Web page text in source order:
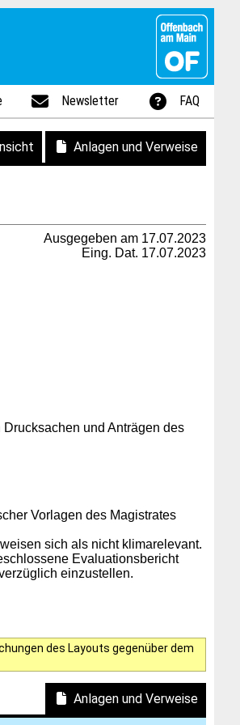
Newsletter FAQ
Anlagen und Verweise
Ausgegeben am 17.07.2023
Eing. Dat. 17.07.2023
und Anträgen des
Vorlagen des Magistrates
sich als nicht klimarelevant.
Evaluationsbericht
einzustellen.
des Layouts gegenüber dem
Anlagen und Verweise